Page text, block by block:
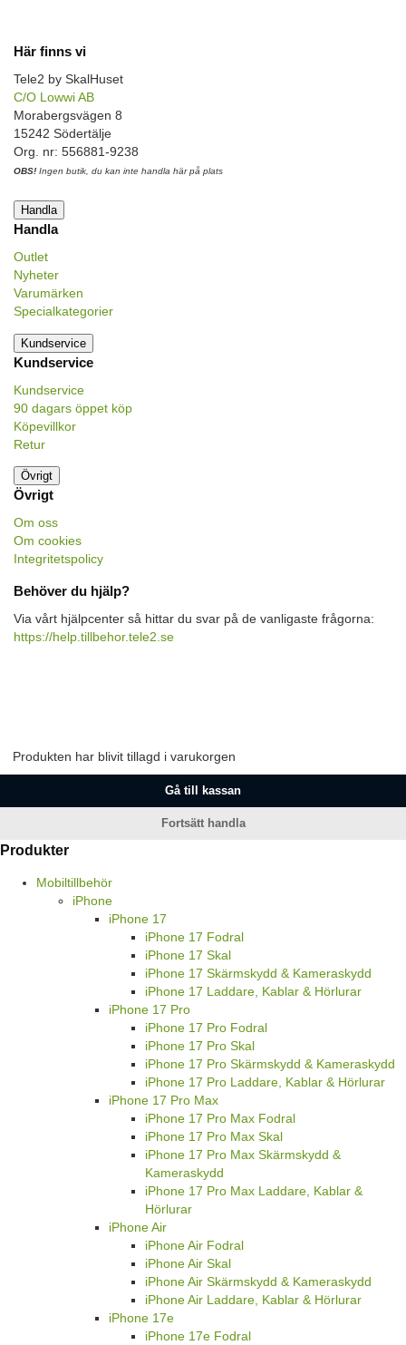
Här finns vi
Tele2 by SkalHuset
C/O Lowwi AB
Morabergsvägen 8
15242 Södertälje
Org. nr: 556881-9238
OBS! Ingen butik, du kan inte handla här på plats
Handla
Handla
Outlet
Nyheter
Varumärken
Specialkategorier
Kundservice
Kundservice
Kundservice
90 dagars öppet köp
Köpevillkor
Retur
Övrigt
Övrigt
Om oss
Om cookies
Integritetspolicy
Behöver du hjälp?
Via vårt hjälpcenter så hittar du svar på de vanligaste frågorna:
https://help.tillbehor.tele2.se
Produkten har blivit tillagd i varukorgen
Gå till kassan
Fortsätt handla
Produkter
Mobiltillbehör
iPhone
iPhone 17
iPhone 17 Fodral
iPhone 17 Skal
iPhone 17 Skärmskydd & Kameraskydd
iPhone 17 Laddare, Kablar & Hörlurar
iPhone 17 Pro
iPhone 17 Pro Fodral
iPhone 17 Pro Skal
iPhone 17 Pro Skärmskydd & Kameraskydd
iPhone 17 Pro Laddare, Kablar & Hörlurar
iPhone 17 Pro Max
iPhone 17 Pro Max Fodral
iPhone 17 Pro Max Skal
iPhone 17 Pro Max Skärmskydd &
Kameraskydd
iPhone 17 Pro Max Laddare, Kablar &
Hörlurar
iPhone Air
iPhone Air Fodral
iPhone Air Skal
iPhone Air Skärmskydd & Kameraskydd
iPhone Air Laddare, Kablar & Hörlurar
iPhone 17e
iPhone 17e Fodral